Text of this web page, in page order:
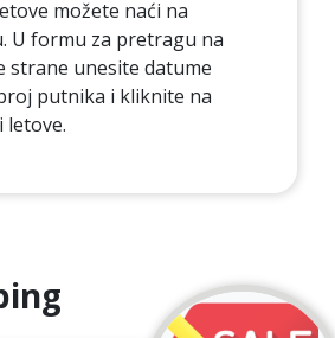
možete naći na
U formu za pretragu na
strane unesite datume
putnika i kliknite na
letove.